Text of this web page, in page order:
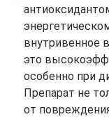
внутривенное
это
особенно при
Препарат не
от